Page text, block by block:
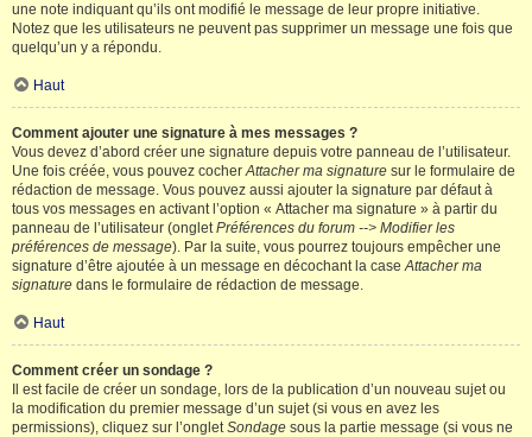
une note indiquant qu’ils ont modifié le message de leur propre initiative.
Notez que les utilisateurs ne peuvent pas supprimer un message une fois que
quelqu’un y a répondu.
Haut
Comment ajouter une signature à mes messages ?
Vous devez d’abord créer une signature depuis votre panneau de l’utilisateur.
Une fois créée, vous pouvez cocherAttacher ma signature sur le formulaire de
rédaction de message. Vous pouvez aussi ajouter la signature par défaut à
tous vos messages en activant l’option « Attacher ma signature » à partir du
panneau de l’utilisateur (ongletPréférences du forum --> Modifier les
préférences de message). Par la suite, vous pourrez toujours empêcher une
signature d’être ajoutée à un message en décochant la caseAttacher ma
signature dans le formulaire de rédaction de message.
Haut
Comment créer un sondage ?
Il est facile de créer un sondage, lors de la publication d’un nouveau sujet ou
la modification du premier message d’un sujet (si vous en avez les
permissions), cliquez sur l’ongletSondage sous la partie message (si vous ne